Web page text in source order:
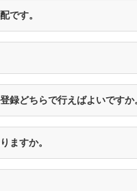
です。
録どちらで行えばよいですか
ますか。